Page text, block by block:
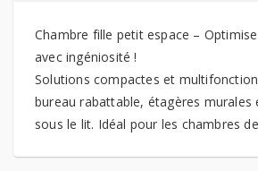
Chambre fille petit espace –
avec ingéniosité !
Solutions compactes et
bureau rabattable, étagères murales
sous le lit. Idéal pour les chambres